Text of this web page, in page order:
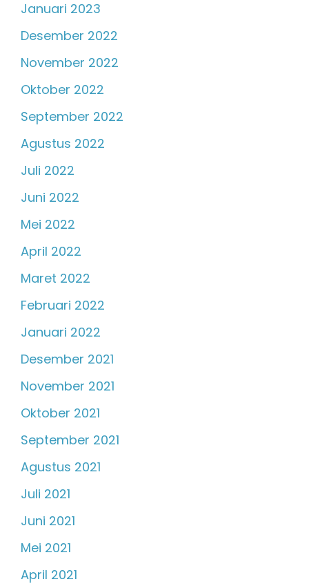
Januari 2023
Desember 2022
November 2022
Oktober 2022
September 2022
Agustus 2022
Juli 2022
Juni 2022
Mei 2022
April 2022
Maret 2022
Februari 2022
Januari 2022
Desember 2021
November 2021
Oktober 2021
September 2021
Agustus 2021
Juli 2021
Juni 2021
Mei 2021
April 2021